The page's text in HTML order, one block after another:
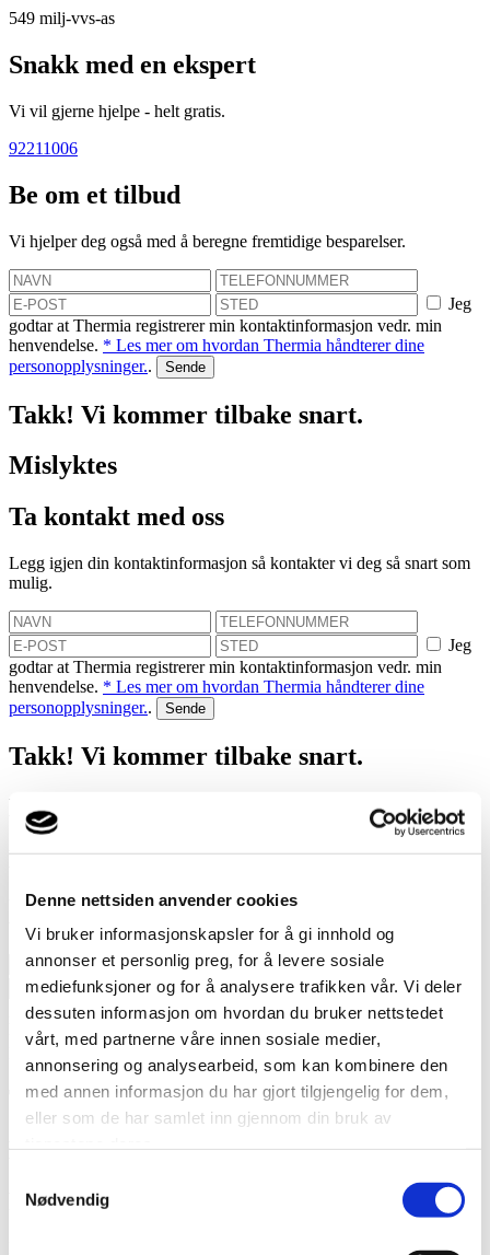
Denne nettsiden anvender cookies
Vi bruker informasjonskapsler for å gi innhold og
annonser et personlig preg, for å levere sosiale
mediefunksjoner og for å analysere trafikken vår. Vi deler
dessuten informasjon om hvordan du bruker nettstedet
vårt, med partnerne våre innen sosiale medier,
annonsering og analysearbeid, som kan kombinere den
med annen informasjon du har gjort tilgjengelig for dem,
eller som de har samlet inn gjennom din bruk av
Nødvendig
549 milj-vvs-as
Snakk med en ekspert
Vi vil gjerne hjelpe - helt gratis.
92211006
Be om et tilbud
Vi hjelper deg også med å beregne fremtidige besparelser.
Jeg
godtar at Thermia registrerer min kontaktinformasjon vedr. min
henvendelse. * Les mer om hvordan Thermia håndterer dine
personopplysninger..
Takk! Vi kommer tilbake snart.
Mislyktes
Ta kontakt med oss
Legg igjen din kontaktinformasjon så kontakter vi deg så snart som
mulig.
Jeg
godtar at Thermia registrerer min kontaktinformasjon vedr. min
henvendelse. * Les mer om hvordan Thermia håndterer dine
personopplysninger..
Takk! Vi kommer tilbake snart.
Mislyktes
Bestill et hjemmebesøk
Vi hjelper deg med å finne ut hvor mye du kan spare med en
varmepumpe!
Jeg
godtar at Thermia registrerer min kontaktinformasjon vedr. min
henvendelse.
* Les mer om hvordan Thermia håndterer dine
personopplysninger..
Takk! Vi kommer tilbake snart.
Mislyktes
Ring oss